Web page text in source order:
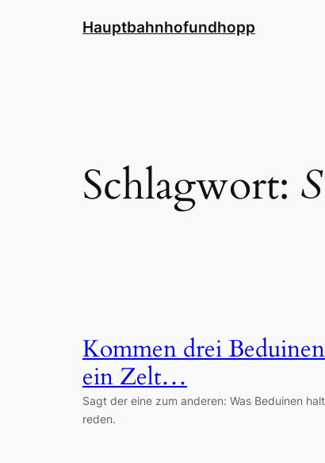
Hauptbahnhofundhopp
Schlagwort:
Kommen drei
ein Zelt…
Sagt der eine zum anderen: Was Beduinen
reden.